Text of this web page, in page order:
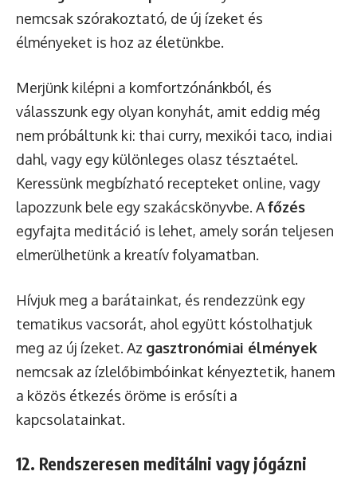
nemcsak szórakoztató, de új ízeket és
élményeket is hoz az életünkbe.
Merjünk kilépni a komfortzónánkból, és
válasszunk egy olyan konyhát, amit eddig még
nem próbáltunk ki: thai curry, mexikói taco, indiai
dahl, vagy egy különleges olasz tésztaétel.
Keressünk megbízható recepteket online, vagy
lapozzunk bele egy szakácskönyvbe. Afőzés
egyfajta meditáció is lehet, amely során teljesen
elmerülhetünk a kreatív folyamatban.
Hívjuk meg a barátainkat, és rendezzünk egy
tematikus vacsorát, ahol együtt kóstolhatjuk
meg az új ízeket. Az gasztronómiai élmények
nemcsak az ízlelőbimbóinkat kényeztetik, hanem
a közös étkezés öröme is erősíti a
kapcsolatainkat.
12. Rendszeresen meditálni vagy jógázni